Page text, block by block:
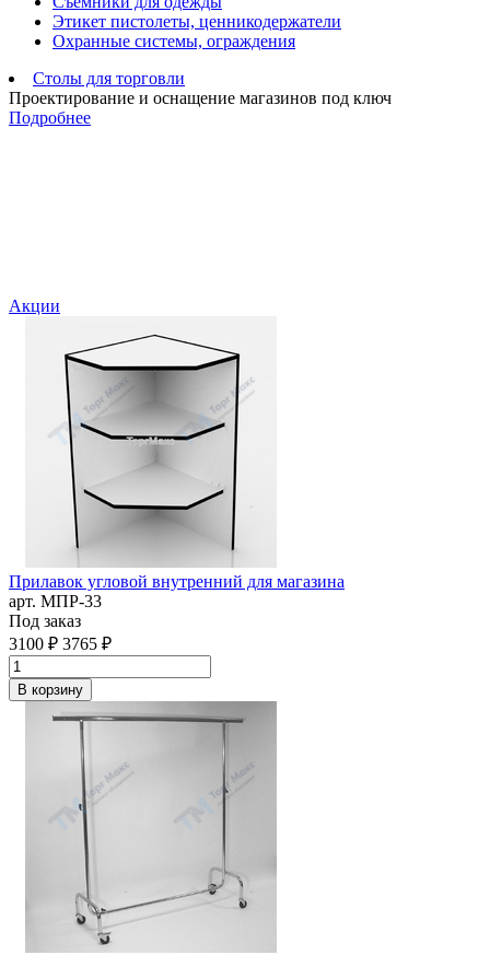
Этикет пистолеты, ценникодержатели
Охранные системы, ограждения
Столы для торговли
Проектирование и оснащение магазинов под ключ
Подробнее
Акции
Прилавок угловой внутренний для магазина
арт. MПР-33
Под заказ
3100 ₽ 3765 ₽
В корзину